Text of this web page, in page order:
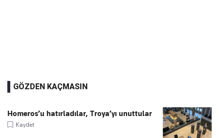
GÖZDEN KAÇMASIN
Homeros’u hatırladılar, Troya’yı unuttular
Kaydet